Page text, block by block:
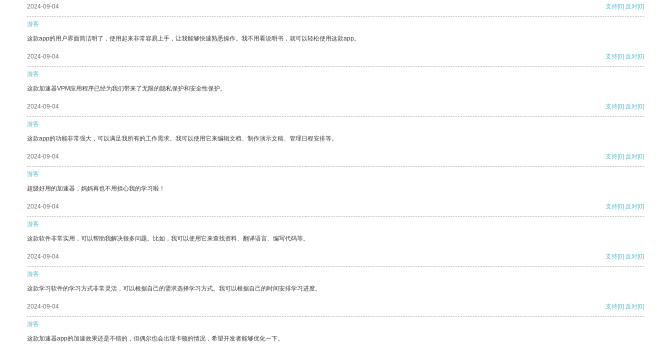
2024-09-04 支持[0] 反对[0]
游客
这款app的用户界面简洁明了，使用起来非常容易上手，让我能够快速熟悉操作。我不用看说明书，就可以轻松使用这款app。
2024-09-04 支持[0] 反对[0]
游客
这款加速器VPM应用程序已经为我们带来了无限的隐私保护和安全性保护。
2024-09-04 支持[0] 反对[0]
游客
这款app的功能非常强大，可以满足我所有的工作需求。我可以使用它来编辑文档、制作演示文稿、管理日程安排等。
2024-09-04 支持[0] 反对[0]
游客
超级好用的加速器，妈妈再也不用担心我的学习啦！
2024-09-04 支持[0] 反对[0]
游客
这款软件非常实用，可以帮助我解决很多问题。比如，我可以使用它来查找资料、翻译语言、编写代码等。
2024-09-04 支持[0] 反对[0]
游客
这款学习软件的学习方式非常灵活，可以根据自己的需求选择学习方式。我可以根据自己的时间安排学习进度。
2024-09-04 支持[0] 反对[0]
游客
这款加速器app的加速效果还是不错的，但偶尔也会出现卡顿的情况，希望开发者能够优化一下。